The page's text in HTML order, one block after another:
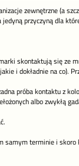
zewnętrzne (a
przyczyną dla
skontaktują się ze
i dokładnie na co).
próba kontaktu z
albo zwykłą
terminie i